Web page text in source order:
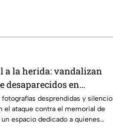
a la herida: vandalizan
desaparecidos en
medio de crisisdesprendidas y silencio
el ataque contra el memorial de
espacio dedicado a quienes